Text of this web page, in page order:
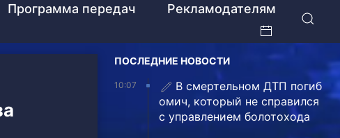
Программа передач
Рекламодателям
ПОСЛЕДНИЕ НОВОСТИ
10:07
В смертельном ДТП погиб
омич, который не справился
с управлением болотохода